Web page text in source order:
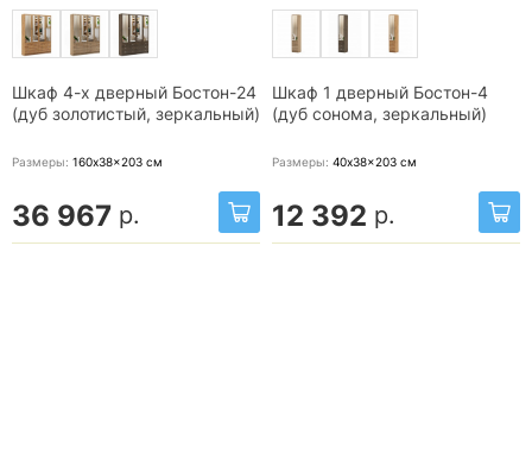
Шкаф 4-х дверный Бостон-24
(дуб золотистый, зеркальный)
Размеры: 160x38x203 см
36 967 р.
Шкаф 1 дверный Бостон-4
(дуб сонома, зеркальный)
Размеры: 40x38x203 см
12 392 р.